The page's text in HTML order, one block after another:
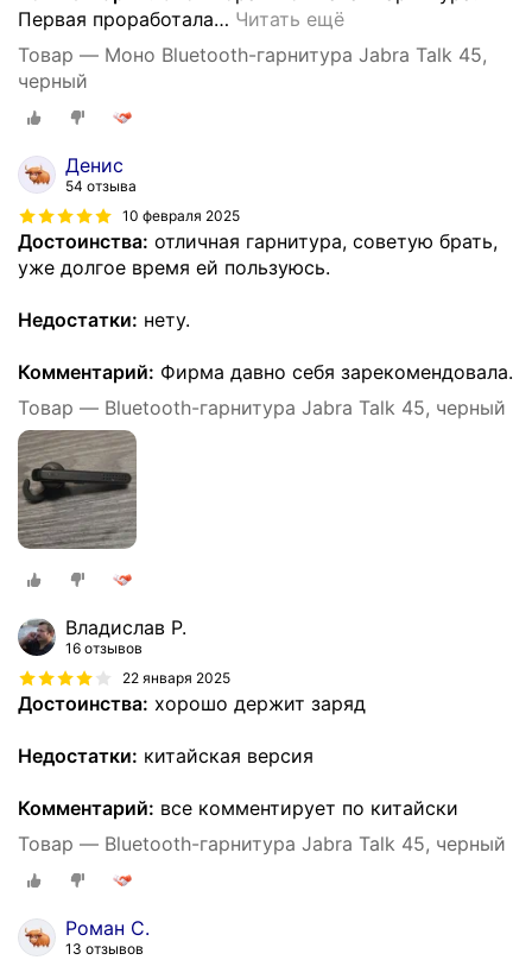
Первая проработала… Читать ещё
Товар — Моно Bluetooth-гарнитура Jabra Talk 45,
черный
Денис
54 отзыва
10 февраля 2025
Достоинства: отличная гарнитура, советую брать,
уже долгое время ей пользуюсь.
Недостатки: нету.
Комментарий: Фирма давно себя зарекомендовала.
Товар — Bluetooth-гарнитура Jabra Talk 45, черный
Владислав Р.
16 отзывов
22 января 2025
Достоинства: хорошо держит заряд
Недостатки: китайская версия
Комментарий: все комментирует по китайски
Товар — Bluetooth-гарнитура Jabra Talk 45, черный
Роман С.
13 отзывов